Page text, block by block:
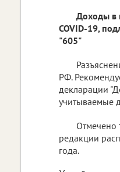
Доходы в
COVID-19,
"605"
РФ.
декларации
учитываемые
Отмечено
редакции
года.